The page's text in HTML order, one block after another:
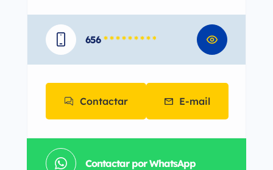
656 * * * * * * * * *
Contactar E-mail
Contactar por WhatsApp